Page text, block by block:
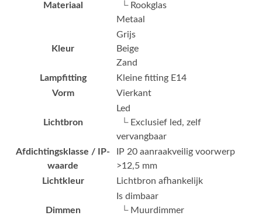
Materiaal
└ Rookglas
Metaal
Kleur
Grijs
Beige
Zand
Lampfitting
Kleine fitting E14
Vorm
Vierkant
Lichtbron
Led
└ Exclusief led, zelf
vervangbaar
Afdichtingsklasse / IP-
waarde
IP 20 aanraakveilig voorwerp
>12,5 mm
Lichtkleur
Lichtbron afhankelijk
Dimmen
Is dimbaar
└ Muurdimmer